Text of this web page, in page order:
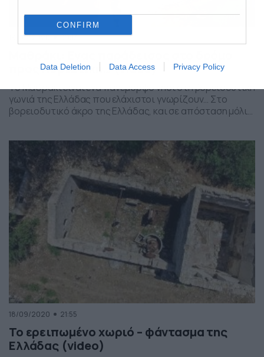
CONFIRM
Data Deletion Data Access Privacy Policy
19/09/2020 09:13
προς Αδριατική… (video)
Το Μαθράκι είναι ένα πανέμορφο νησί στη βορειοδυτική
γωνιά της Ελλάδας που ελάχιστοι γνωρίζουν… Στο
βορειοδυτικό άκρο της Ελλάδας, και σε απόσταση μόλις
Μαθράκι είναι το μικρότερο από τα Διαπόντια νησιά με
έκταση μόλις τρία τετραγωνικά χιλιόμετρα, ενώ μια […]
18/09/2020 21:55
Το ερειπωμένο χωριό – φάντασμα της
Ελλάδας (video)